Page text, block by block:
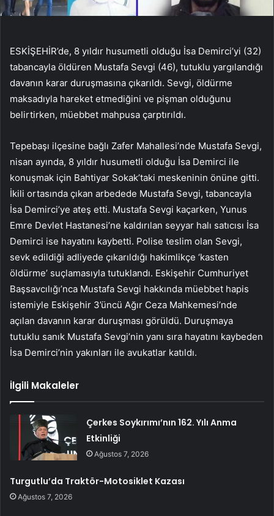
ESKİŞEHİR’de, 8 yıldır husumetli olduğu İsa Demirci’yi (32)
tabancayla öldüren Mustafa Sevgi (46), tutuklu yargılandığı
davanın karar duruşmasına çıkarıldı. Sevgi, öldürme
maksadıyla hareket etmediğini ve pişman olduğunu
belirtirken, müebbet mahpusa çarptırıldı.
Tepebaşı ilçesine bağlı Zafer Mahallesi’nde Mustafa Sevgi,
nisan ayında, 8 yıldır husumetli olduğu İsa Demirci ile
konuşmak için Bahtiyar Sokak’taki meskeninin önüne gitti.
İkili ortasında çıkan arbedede Mustafa Sevgi, tabancayla
İsa Demirci’ye ateş etti. Mustafa Sevgi kaçarken, Yunus
Emre Devlet Hastanesi’ne kaldırılan seyyar halı satıcısı İsa
Demirci ise hayatını kaybetti. Polise teslim olan Sevgi,
sevk edildiği adliyede çıkarıldığı hakimlikçe ‘kasten
öldürme’ suçlamasıyla tutuklandı. Eskişehir Cumhuriyet
Başsavcılığı’nca Mustafa Sevgi hakkında müebbet hapis
istemiyle Eskişehir 3’üncü Ağır Ceza Mahkemesi’nde
açılan davanın karar duruşması görüldü. Duruşmaya
tutuklu sanık Mustafa Sevgi’nin yanı sıra hayatını kaybeden
İsa Demirci’nin yakınları ile avukatlar katıldı.
İlgili Makaleler
Çerkes Soykırımı’nın 162. Yılı Anma
Etkinliği
Ağustos 7, 2026
Turgutlu’da Traktör-Motosiklet Kazası
Ağustos 7, 2026